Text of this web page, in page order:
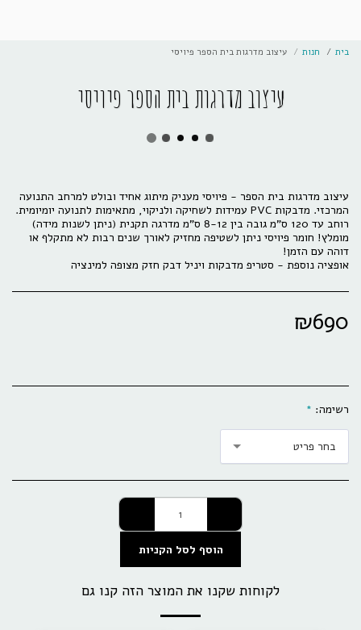
בית חנות עיצוב מדרגות בית הספר פיויסי
עיצוב מדרגות בית הספר פיויסי
עיצוב מדרגות בית הספר - פיויסי מעניק מיתוג אחיד ובולט למרחב התנועה
מומלץ! חומר פיויסי ניתן לשטיפה מחזיק לאורך שנים רבות לא מתקלף או
אופציה נוספת - סטריפ מדבקות ויניל דבק חזק מצופה למינציה
₪690
רשימה:*
בחר פריט
הוסף לסל הקניות
לקוחות שקנו את המוצר הזה קנו גם